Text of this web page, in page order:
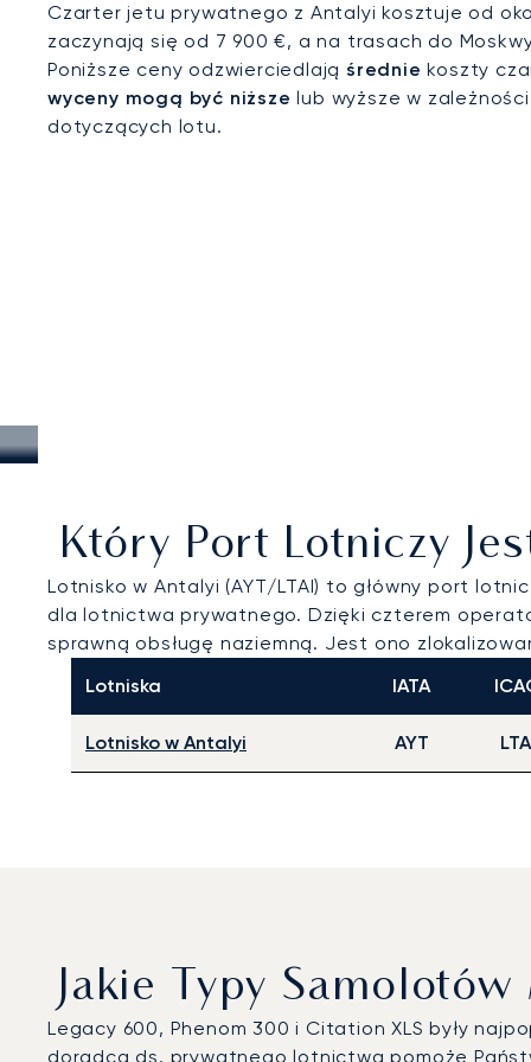
Czarter jetu prywatnego z Antalyi kosztuje od
zaczynają się od 7 900 €, a na trasach do
Poniższe ceny odzwierciedlają średnie koszty
wyceny mogą być niższe lub wyższe w
dotyczących lotu.
Który Port Lotniczy
Lotnisko w Antalyi (AYT/LTAI) to główny port
dla lotnictwa prywatnego. Dzięki czterem
sprawną obsługę naziemną. Jest ono
Lotniska
IATA
Lotnisko w Antalyi AYT
Jakie Typy
Legacy 600, Phenom 300 i Citation XLS były
doradca ds. prywatnego lotnictwa pomoże